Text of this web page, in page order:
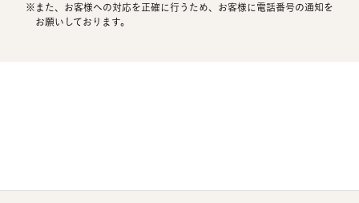
また、お客様への対応を正確に行うため、お客様に電話番号の通知を
お願いしております。